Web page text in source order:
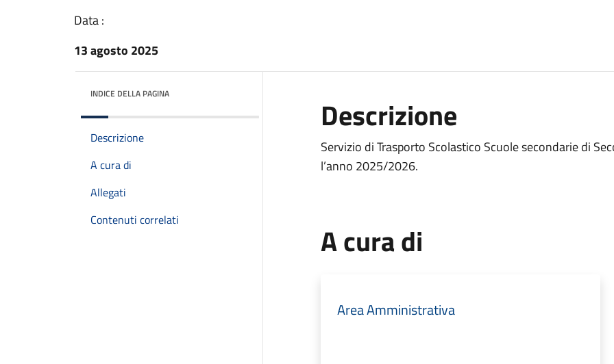
Data :
13 agosto 2025
INDICE DELLA PAGINA
Descrizione
A cura di
Allegati
Contenuti correlati
Descrizione
Servizio di Trasporto Scolastico Scuole secondarie di
l’anno 2025/2026.
A cura di
Area Amministrativa